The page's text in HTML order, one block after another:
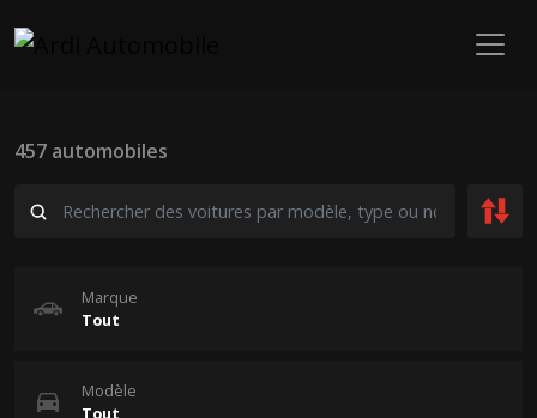
457 automobiles
Marque
Modèle